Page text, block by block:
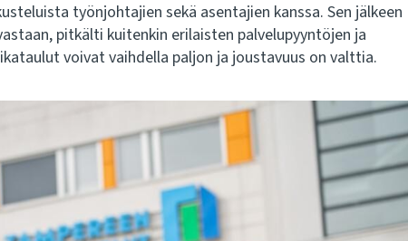
työnjohtajien sekä asentajien kanssa. Sen jälkeen
pitkälti kuitenkin erilaisten palvelupyyntöjen ja
voivat vaihdella paljon ja joustavuus on valttia.